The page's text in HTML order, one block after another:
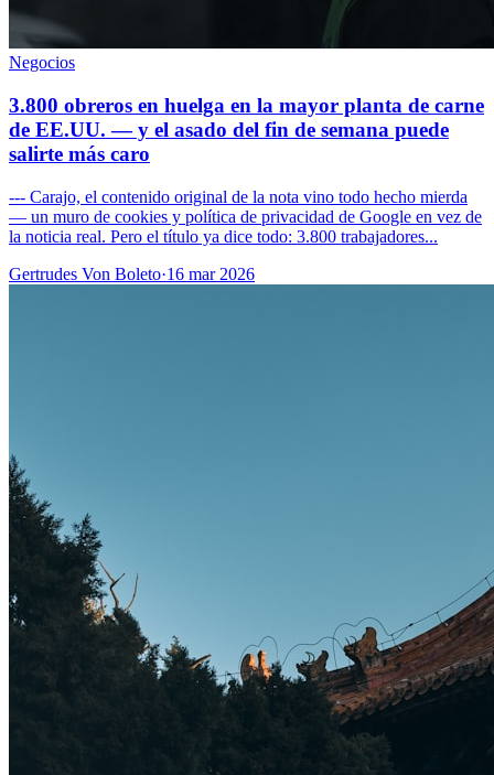
Negocios
3.800 obreros en huelga en la mayor planta de carne
de EE.UU. — y el asado del fin de semana puede
salirte más caro
--- Carajo, el contenido original de la nota vino todo hecho mierda
— un muro de cookies y política de privacidad de Google en vez de
la noticia real. Pero el título ya dice todo: 3.800 trabajadores...
Gertrudes Von Boleto·16 mar 2026